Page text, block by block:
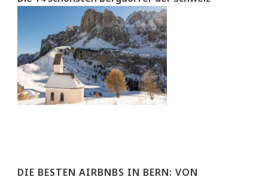
DIE BESTEN AIRBNBS IN BERN: VON